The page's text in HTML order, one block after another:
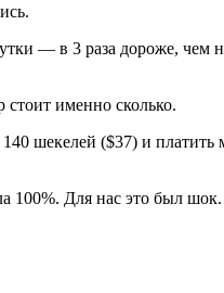
— в 3 раза дороже,
именно сколько.
шекелей ($37) и
100%. Для нас это был шок.